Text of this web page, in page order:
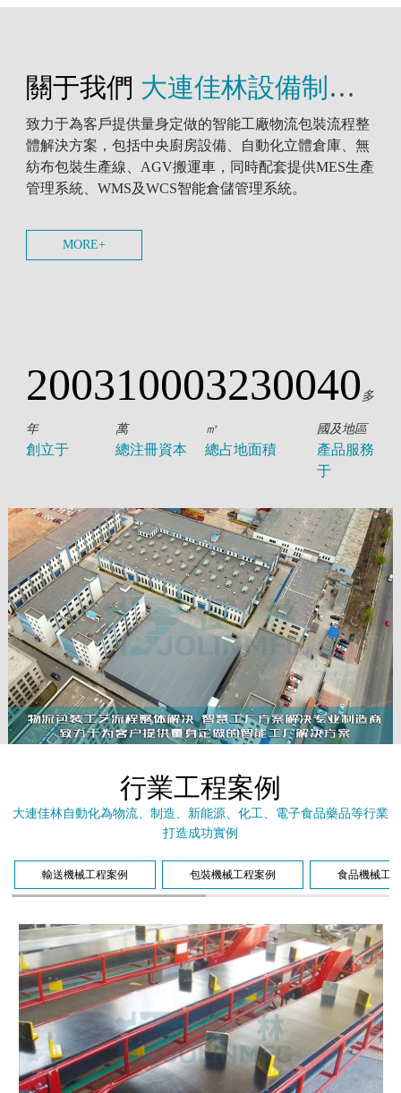
關于我們 大連佳林設備制造有限公司
致力于為客戶提供量身定做的智能工廠物流包裝流程整
體解決方案，包括中央廚房設備、自動化立體倉庫、無
紡布包裝生產線、AGV搬運車，同時配套提供MES生產
管理系統、WMS及WCS智能倉儲管理系統。
MORE+
2003
年
創立于
1000
萬
總注冊資本
32300
㎡
總占地面積
40 多
國及地區
產品服務
于
行業工程案例
大連佳林自動化為物流、制造、新能源、化工、電子食品藥品等行業
打造成功實例
輸送機械工程案例 包裝機械工程案例 食品機械工